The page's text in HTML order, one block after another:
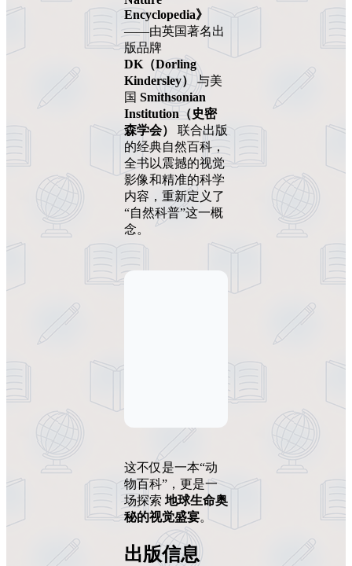
Encyclopedia》
——由英国著名出
版品牌
DK（Dorling
Kindersley）
与美
国 Smithsonian
Institution（史密
森学会）
联合出版
的经典自然百科，
全书以震撼的视觉
影像和精准的科学
内容，重新定义了
“自然科普”这一概
念。
这不仅是一本“动
物百科”，更是一
场探索 地球生命奥
秘的视觉盛宴。
出版信息